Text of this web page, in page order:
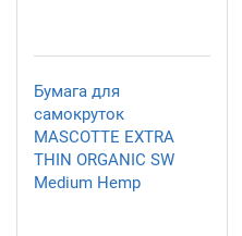
Бумага для
самокруток
MASCOTTE EXTRA
THIN ORGANIC SW
Medium Hemp